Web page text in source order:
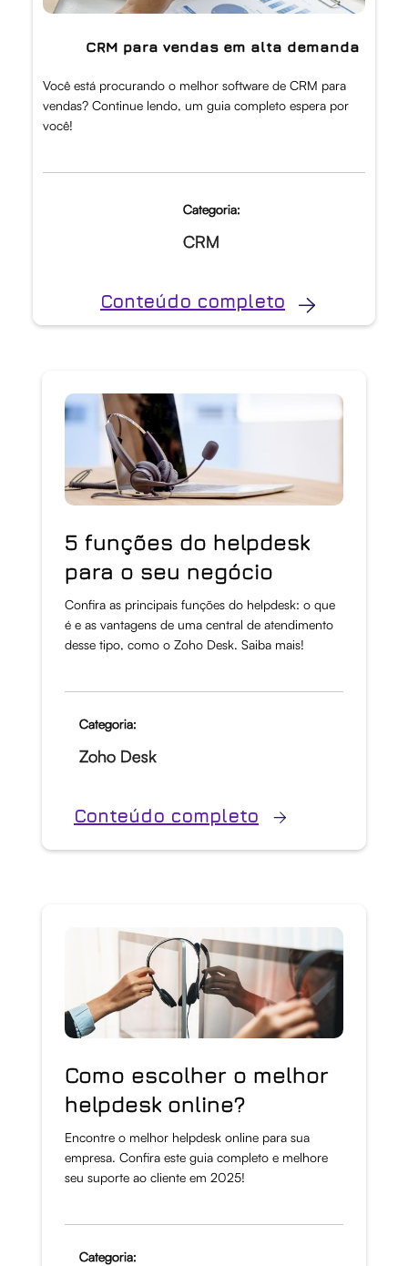
CRM para vendas em alta demanda
Você está procurando o melhor software de CRM para
vendas? Continue lendo, um guia completo espera por
você!
Categoria:
CRM
Conteúdo completo
5 funções do helpdesk
para o seu negócio
Confira as principais funções do helpdesk: o que
é e as vantagens de uma central de atendimento
desse tipo, como o Zoho Desk. Saiba mais!
Categoria:
Zoho Desk
Conteúdo completo
Como escolher o melhor
helpdesk online?
Encontre o melhor helpdesk online para sua
empresa. Confira este guia completo e melhore
seu suporte ao cliente em 2025!
Categoria: